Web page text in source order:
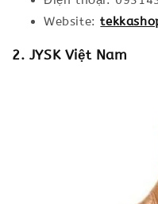
Website:
2. JYSK Việt Nam